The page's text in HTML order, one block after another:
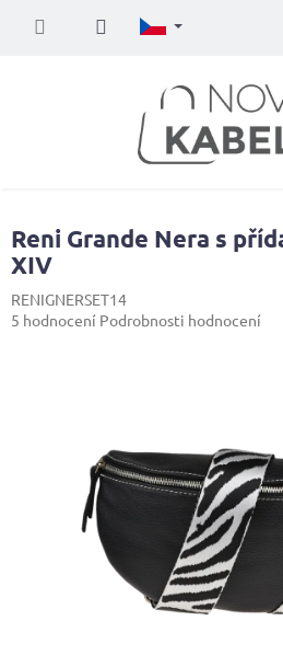
Reni Grande Nera s
XIV
RENIGNERSET14
Průměrné
5 hodnocení Podrobnosti hodnocení